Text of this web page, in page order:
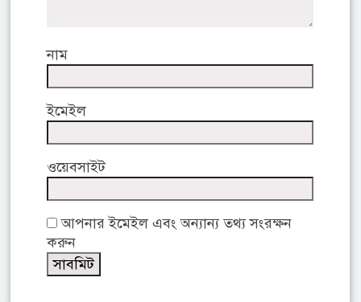
নাম
ইমেইল
ওয়েবসাইট
আপনার ইমেইল এবং অন্যান্য তথ্য সংরক্ষন
করুন